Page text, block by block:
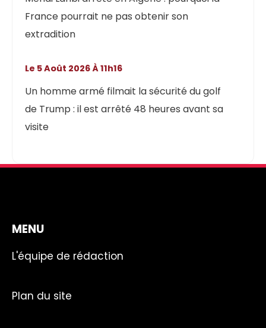
France pourrait ne pas obtenir son
extradition
Un homme armé filmait la sécurité du golf
de Trump : il est arrêté 48 heures avant sa
visite
Le 5 Août 2026 À 11h16
MENU
L'équipe de rédaction
Plan du site